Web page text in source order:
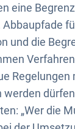
eine
und die
„Wer die